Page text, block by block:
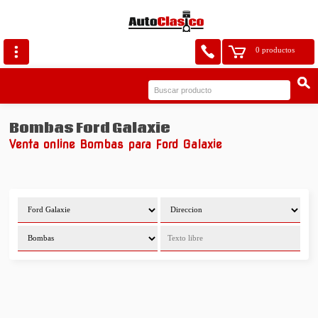
0 productos
Bombas Ford Galaxie
Venta online Bombas para Ford Galaxie